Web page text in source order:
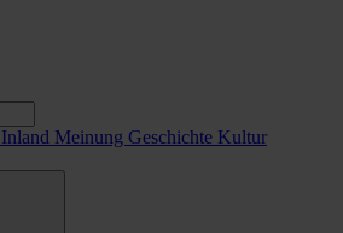
Inland Meinung Geschichte Kultur